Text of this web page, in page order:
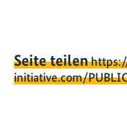
Seite teilen
initiative.com/